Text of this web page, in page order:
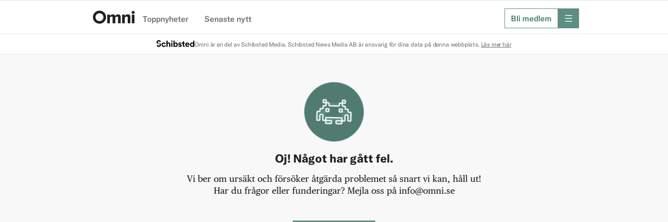
Toppnyheter Senaste nytt Bli medlem meny
Omni är en del av Schibsted Media. Schibsted News Media AB är ansvarig för dina data på denna webbplats. Läs mer här
Oj! Något har gått fel.
Vi ber om ursäkt och försöker åtgärda problemet så snart vi kan, håll ut!
Har du frågor eller funderingar? Mejla oss på info@omni.se